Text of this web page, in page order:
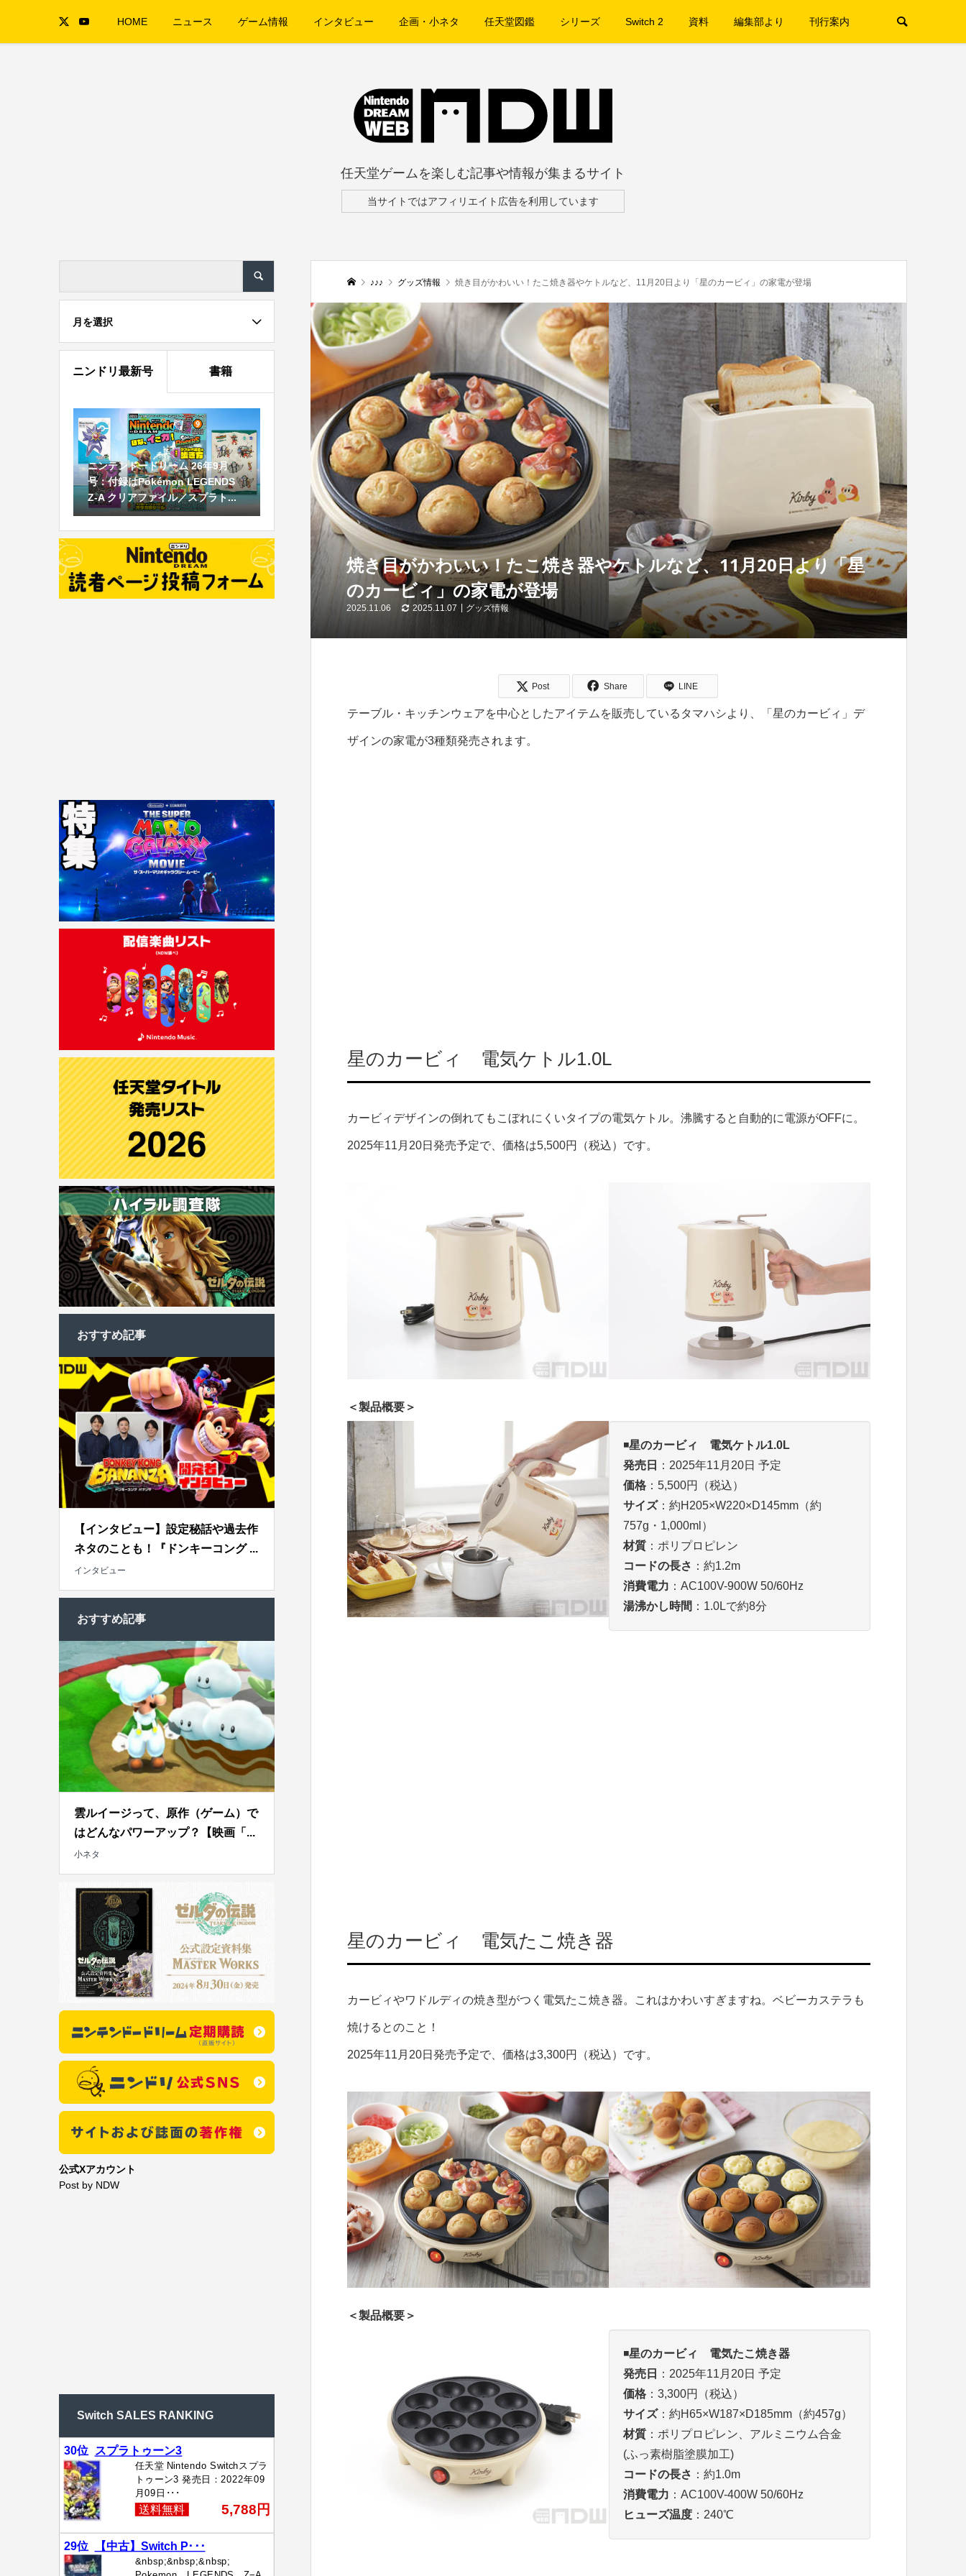
HOME ニュース ゲーム情報 インタビュー 企画・小ネタ 任天堂図鑑 シリーズ Switch 2 資料 編集部より 刊行案内
任天堂ゲームを楽しむ記事や情報が集まるサイト
当サイトではアフィリエイト広告を利用しています
♪♪♪ グッズ情報 焼き目がかわいい！たこ焼き器やケトルなど、11月20日より「星のカービィ」の家電が登場
焼き目がかわいい！たこ焼き器やケトルなど、11月20日より「星
のカービィ」の家電が登場
2025.11.06 2025.11.07 グッズ情報
Post Share LINE
テーブル・キッチンウェアを中心としたアイテムを販売しているタマハシより、「星のカービィ」デ
ザインの家電が3種類発売されます。
星のカービィ 電気ケトル1.0L
カービィデザインの倒れてもこぼれにくいタイプの電気ケトル。沸騰すると自動的に電源がOFFに。
2025年11月20日発売予定で、価格は5,500円（税込）です。
＜製品概要＞
◾️星のカービィ 電気ケトル1.0L
発売日
：2025年11月20日 予定
価格 ：5,500円（税込）
サイズ：約H205×W220×D145mm（約
757g・1,000ml）
材質 ：ポリプロピレン
コードの長さ ：約1.2m
消費電力 ：AC100V-900W 50/60Hz
湯沸かし時間 ：1.0Lで約8分
星のカービィ 電気たこ焼き器
カービィやワドルディの焼き型がつく電気たこ焼き器。これはかわいすぎますね。ベビーカステラも
焼けるとのこと！
2025年11月20日発売予定で、価格は3,300円（税込）です。
＜製品概要＞
◾️星のカービィ 電気たこ焼き器
発売日
：2025年11月20日 予定
価格 ：3,300円（税込）
サイズ：約H65×W187×D185mm（約457g）
材質 ：ポリプロピレン、アルミニウム合金
(ふっ素樹脂塗膜加工)
コードの長さ ：約1.0m
消費電力 ：AC100V-400W 50/60Hz
ヒューズ温度 ：240℃
月を選択
ニンドリ最新号 書籍
ニンテンドードリーム 26年9月
号：付録はPokémon LEGENDS
Z-A クリアファイル／スプラト...
おすすめ記事
【インタビュー】設定秘話や過去作
ネタのことも！『ドンキーコング ...
インタビュー
おすすめ記事
雲ルイージって、原作（ゲーム）で
はどんなパワーアップ？【映画「...
小ネタ
公式Xアカウント
Post by NDW
Switch SALES RANKING